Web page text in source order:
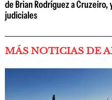
de Brian Rodríguez a
judiciales
MÁS NOTICIAS DE